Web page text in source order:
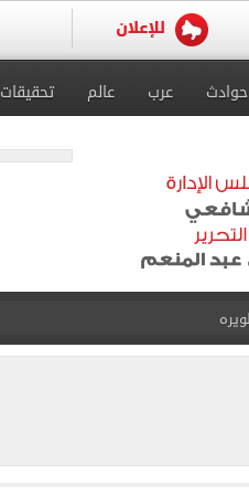
حوادث عرب عالم تحقيقات
تجارية لدعم النادي (فيديو)
لصندوق مكافحة وعلاج الإدمان بمطروح